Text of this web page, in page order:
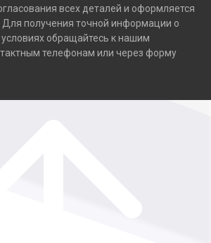
всех деталей и оформляется
получения точной информации о
условиях обращайтесь к нашим
телефонам или через форму